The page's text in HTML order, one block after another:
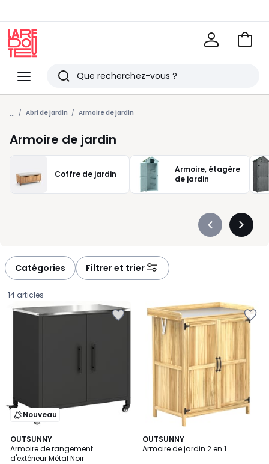
Menu
Redoute
Rechercher
Derniers
articles
vus
Voir
... Abri de jardin Armoire de jardin
Armoire de jardin
Coffre de jardin
Armoire, étagère
de jardin
Précédent
Catégories Filtrer et trier
14 articles
Nouveau
OUTSUNNY
Armoire de rangement
d'extérieur Métal Noir
OUTSUNNY
Armoire de jardin 2 en 1